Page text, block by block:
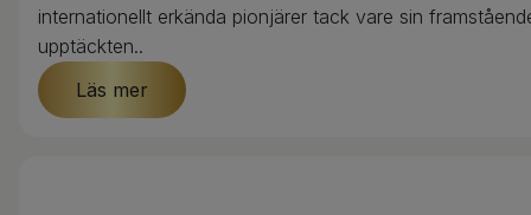
internationellt erkända pionjärer tack vare sin
upptäckten..
Läs mer